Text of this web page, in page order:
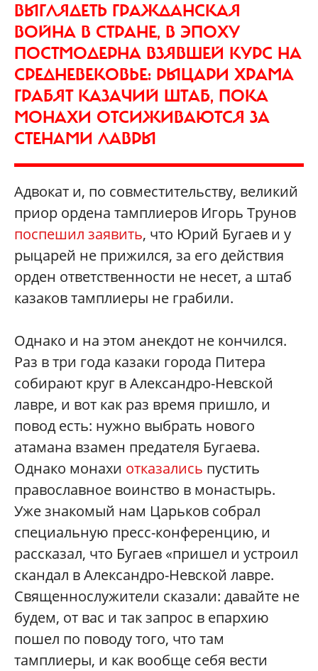
ВЫГЛЯДЕТЬ ГРАЖДАНСКАЯ
ВОЙНА В СТРАНЕ, В ЭПОХУ
ПОСТМОДЕРНА ВЗЯВШЕЙ КУРС НА
СРЕДНЕВЕКОВЬЕ: РЫЦАРИ ХРАМА
ГРАБЯТ КАЗАЧИЙ ШТАБ, ПОКА
МОНАХИ ОТСИЖИВАЮТСЯ ЗА
СТЕНАМИ ЛАВРЫ
Адвокат и, по совместительству, великий
приор ордена тамплиеров Игорь Трунов
поспешил заявить, что Юрий Бугаев и у
рыцарей не прижился, за его действия
орден ответственности не несет, а штаб
казаков тамплиеры не грабили.
Однако и на этом анекдот не кончился.
Раз в три года казаки города Питера
собирают круг в Александро-Невской
лавре, и вот как раз время пришло, и
повод есть: нужно выбрать нового
атамана взамен предателя Бугаева.
Однако монахи отказались пустить
православное воинство в монастырь.
Уже знакомый нам Царьков собрал
специальную пресс-конференцию, и
рассказал, что Бугаев «пришел и устроил
скандал в Александро-Невской лавре.
Священнослужители сказали: давайте не
будем, от вас и так запрос в епархию
пошел по поводу того, что там
тамплиеры, и как вообще себя вести